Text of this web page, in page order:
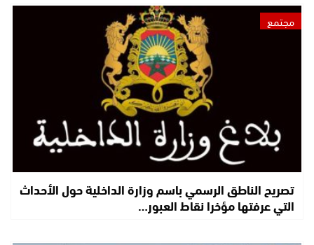
مجتمع
تصريح الناطق الرسمي باسم وزارة الداخلية حول الأحداث
التي عرفتها مؤخرا نقاط العبور…